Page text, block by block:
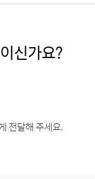
신가요?
전달해 주세요.